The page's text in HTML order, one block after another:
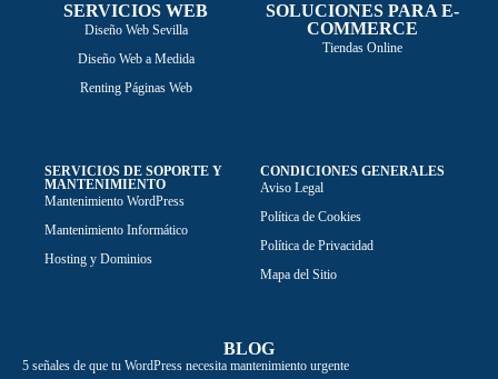
SERVICIOS WEB
Diseño Web Sevilla
Diseño Web a Medida
Renting Páginas Web
SOLUCIONES PARA E-
COMMERCE
Tiendas Online
SERVICIOS DE SOPORTE Y
MANTENIMIENTO
Mantenimiento WordPress
Mantenimiento Informático
Hosting y Dominios
CONDICIONES GENERALES
Aviso Legal
Política de Cookies
Política de Privacidad
Mapa del Sitio
BLOG
5 señales de que tu WordPress necesita mantenimiento urgente